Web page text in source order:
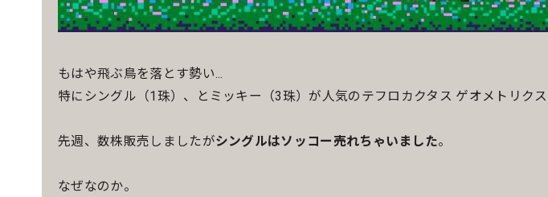
もはや飛ぶ鳥を落とす勢い...
特にシングル（1珠）、とミッキー（3珠）が人気のテフロカクタス ゲオメトリクス
先週、数株販売しましたがシングルはソッコー売れちゃいました。
なぜなのか。